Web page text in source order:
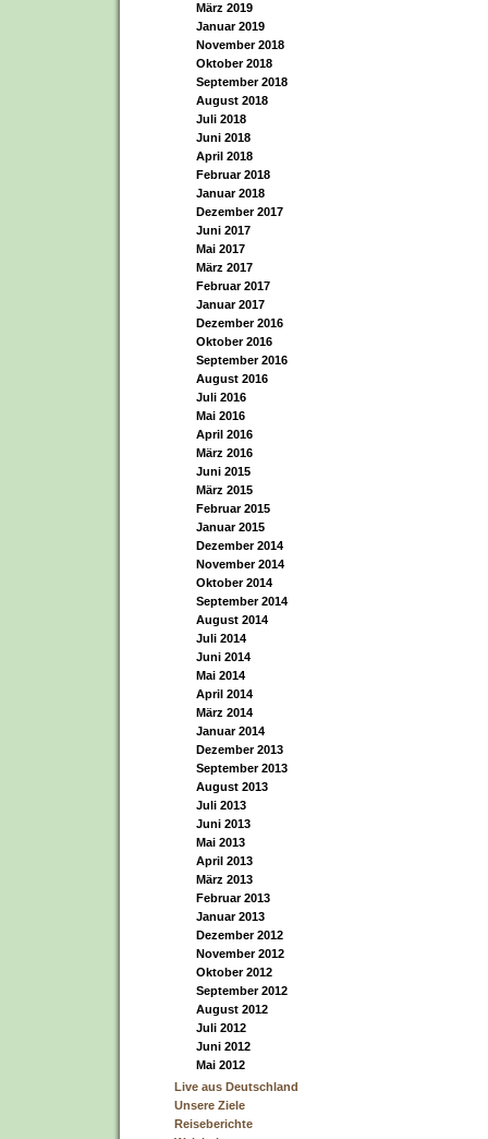
März 2019
Januar 2019
November 2018
Oktober 2018
September 2018
August 2018
Juli 2018
Juni 2018
April 2018
Februar 2018
Januar 2018
Dezember 2017
Juni 2017
Mai 2017
März 2017
Februar 2017
Januar 2017
Dezember 2016
Oktober 2016
September 2016
August 2016
Juli 2016
Mai 2016
April 2016
März 2016
Juni 2015
März 2015
Februar 2015
Januar 2015
Dezember 2014
November 2014
Oktober 2014
September 2014
August 2014
Juli 2014
Juni 2014
Mai 2014
April 2014
März 2014
Januar 2014
Dezember 2013
September 2013
August 2013
Juli 2013
Juni 2013
Mai 2013
April 2013
März 2013
Februar 2013
Januar 2013
Dezember 2012
November 2012
Oktober 2012
September 2012
August 2012
Juli 2012
Juni 2012
Mai 2012
Live aus Deutschland
Unsere Ziele
Reiseberichte